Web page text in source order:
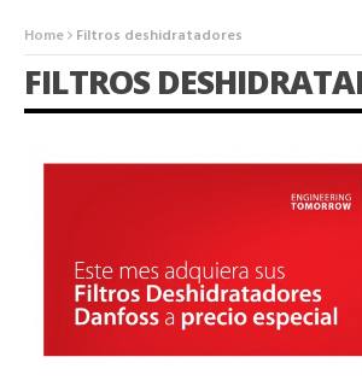
Home Filtros deshidratadores
FILTROS